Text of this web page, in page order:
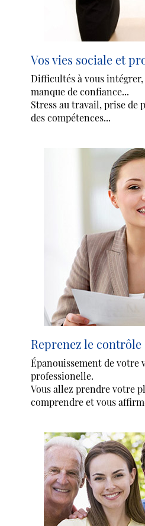
Vos vies sociale et
Difficultés à vous
manque de confiance...
Stress au travail, prise de
des compétences...
Reprenez le contrôle
Épanouissement de votre
professionelle.
Vous allez prendre votre
comprendre et vous